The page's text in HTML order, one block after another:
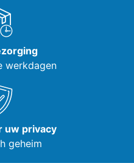
werkdagen
uw privacy
geheim